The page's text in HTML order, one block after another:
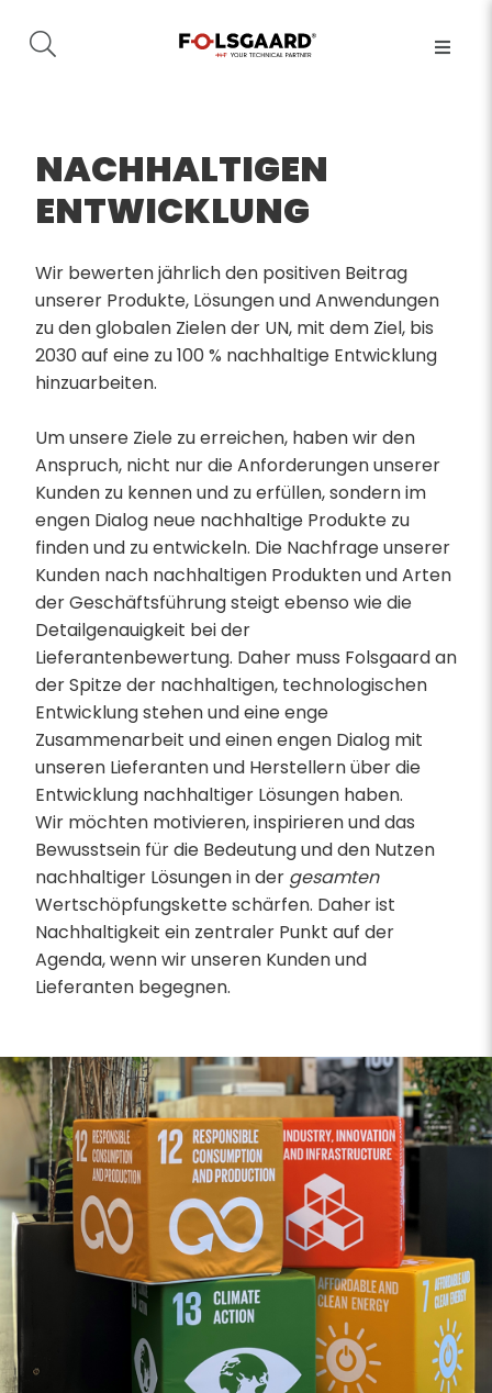
NACHHALTIGEN
ENTWICKLUNG
Wir bewerten jährlich den positiven Beitrag
unserer Produkte, Lösungen und Anwendungen
zu den globalen Zielen der UN, mit dem Ziel, bis
2030 auf eine zu 100 % nachhaltige Entwicklung
hinzuarbeiten.
Um unsere Ziele zu erreichen, haben wir den
Anspruch, nicht nur die Anforderungen unserer
Kunden zu kennen und zu erfüllen, sondern im
engen Dialog neue nachhaltige Produkte zu
finden und zu entwickeln. Die Nachfrage unserer
Kunden nach nachhaltigen Produkten und Arten
der Geschäftsführung steigt ebenso wie die
Detailgenauigkeit bei der
Lieferantenbewertung. Daher muss Folsgaard an
der Spitze der nachhaltigen, technologischen
Entwicklung stehen und eine enge
Zusammenarbeit und einen engen Dialog mit
unseren Lieferanten und Herstellern über die
Entwicklung nachhaltiger Lösungen haben.
Wir möchten motivieren, inspirieren und das
Bewusstsein für die Bedeutung und den Nutzen
nachhaltiger Lösungen in der gesamten
Wertschöpfungskette schärfen. Daher ist
Nachhaltigkeit ein zentraler Punkt auf der
Agenda, wenn wir unseren Kunden und
Lieferanten begegnen.